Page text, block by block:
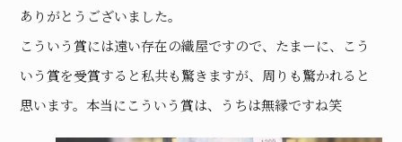
ありがとうございました。
こういう賞には遠い存在の織屋ですので、たまーに、こう
いう賞を受賞すると私共も驚きますが、周りも驚かれると
思います。本当にこういう賞は、うちは無縁ですね笑